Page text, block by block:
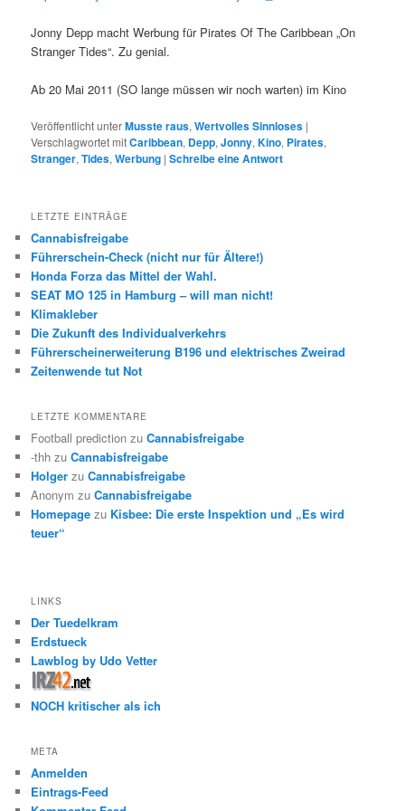
Jonny Depp macht Werbung für Pirates Of The Caribbean „On
Stranger Tides“. Zu genial.
Ab 20 Mai 2011 (SO lange müssen wir noch warten) im Kino
Veröffentlicht unterMusste raus,Wertvolles Sinnloses |
Verschlagwortet mitCaribbean, Depp,Jonny,Kino, Pirates,
Stranger,Tides,Werbung |Schreibe eine Antwort
LETZTE EINTRÄGE
Cannabisfreigabe
Führerschein-Check (nicht nur für Ältere!)
Honda Forza das Mittel der Wahl.
SEAT MO 125 in Hamburg – will man nicht!
Klimakleber
Die Zukunft des Individualverkehrs
Führerscheinerweiterung B196 und elektrisches Zweirad
Zeitenwende tut Not
LETZTE KOMMENTARE
Football prediction zuCannabisfreigabe
-thh zuCannabisfreigabe
Holger zuCannabisfreigabe
Anonym zuCannabisfreigabe
Homepage zu Kisbee: Die erste Inspektion und „Es wird
teuer“
LINKS
Der Tuedelkram
Erdstueck
Lawblog by Udo Vetter
NOCH kritischer als ich
META
Anmelden
Eintrags-Feed